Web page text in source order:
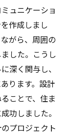
ュニケーショ
作成しまし
がら、周囲の
した。こうし
深く関与し、
ります。設計
ことで、住ま
功しました。
プロジェクト